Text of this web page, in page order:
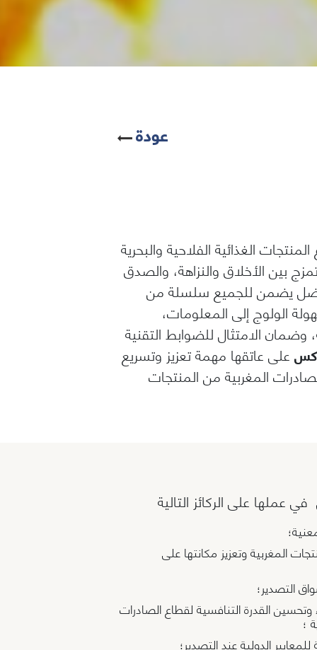
عودة
المنتجات الغذائية الفلاحية والبحرية
بين الأخلاق والنزاهة، والصدق
أفضل يضمن للجميع سلسلة من
الولوج إلى المعلومات،
وضمان الامتثال للضوابط التقنية
على عاتقها مهمة تعزيز وتسريع
المغربية من المنتجات
في عملها على الركائز التالية
المغربية وتعزيز مكانتها على
التصدير؛
القدرة التنافسية لقطاع الصادرات
؛
الدولية عند التصدير؛